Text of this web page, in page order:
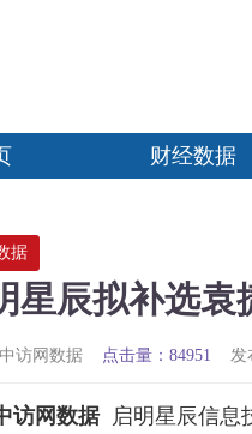
财经数据
据
星辰拟补选
访网数据 点击量：84951 发
访网数据启明星辰信息